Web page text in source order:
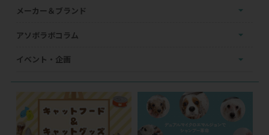
メーカー＆ブランド
アソボラボコラム
イベント・企画